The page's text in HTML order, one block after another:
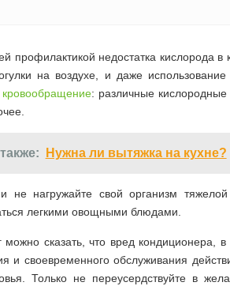
профилактикой недостатка кислорода в
на воздухе, и даже
кровообращение: различные кислородные
Нужна ли вытяжка на кухне?
не нагружайте свой организм
легкими овощными блюдами.
можно сказать, что вред кондиционера, в
и своевременного обслуживания
Только не переусердствуйте в